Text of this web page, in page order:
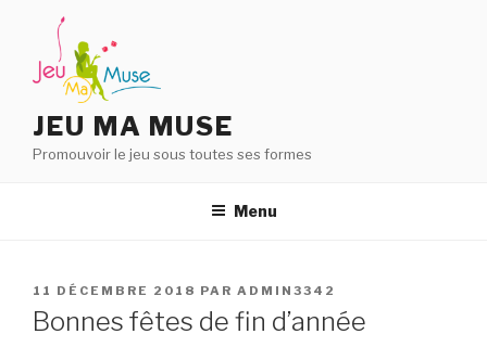
contenu
principal
JEU MA MUSE
Promouvoir le jeu sous toutes ses formes
Menu
PUBLIÉ
LE
11 DÉCEMBRE 2018 PAR ADMIN3342
Bonnes fêtes de fin d’année